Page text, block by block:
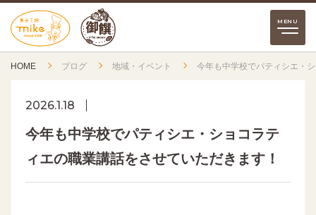
HOME ブログ 地域・イベント 今年も中学校でパティシエ・
2026.1.18
今年も中学校でパティシエ・ショコラテ
ィエの職業講話をさせていただきます！